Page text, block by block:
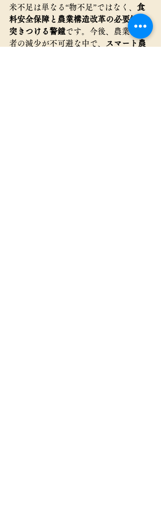
米不足は単なる“物不足”ではなく、 食
料安全保障と農業構造改革の必要性を
突きつける警鐘です。今後、農業従事
者の減少が不可避な中で、
スマート農